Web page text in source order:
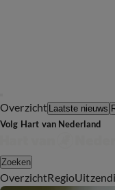
Overzicht Laatste nieuws
Volg Hart van Nederland
Zoeken
OverzichtRegio